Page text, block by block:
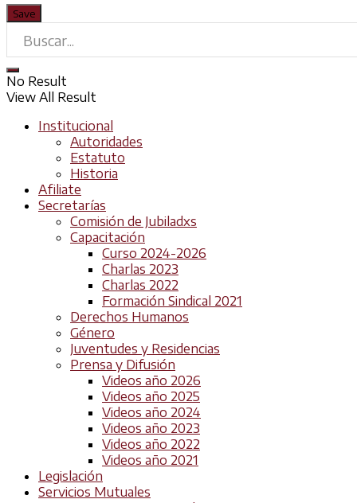
No Result
View All Result
Institucional
Autoridades
Estatuto
Historia
Afiliate
Secretarías
Comisión de Jubiladxs
Capacitación
Curso 2024-2026
Charlas 2023
Charlas 2022
Formación Sindical 2021
Derechos Humanos
Género
Juventudes y Residencias
Prensa y Difusión
Videos año 2026
Videos año 2025
Videos año 2024
Videos año 2023
Videos año 2022
Videos año 2021
Legislación
Servicios Mutuales